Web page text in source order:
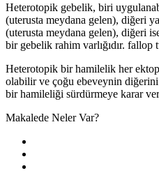
Heterotopik gebelik, biri
(uterusta meydana gelen), diğeri
(uterusta meydana gelen), diğeri
bir gebelik rahim varlığıdır. fallop
Heterotopik bir hamilelik her
olabilir ve çoğu ebeveynin diğerini
bir hamileliği sürdürmeye karar
Makalede Neler Var?